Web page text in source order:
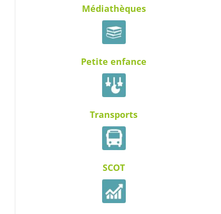
Médiathèques
Petite enfance
Transports
SCOT